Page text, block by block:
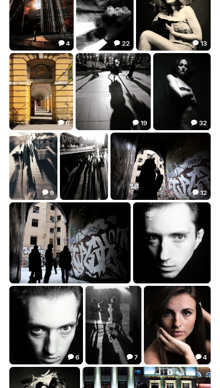
19 градус Меркурия
67.91
 4
Зазеркалье
69.13
 22
Precious
65.40
 13
Кадмий жОлтый средний
17.96
 6
Несу бобро!
86.53
 19
Маленькое черное платье купить на вайдберриз
 32
В потоке
 97.54
 9
Блуждают тени
 57.43
Галерея современного искусства
 12
Бэкстейдж в подворотне
12.36

#2
#1
26.13
 6
Девочки
66.91
 7
Крапинки
70.45
 4